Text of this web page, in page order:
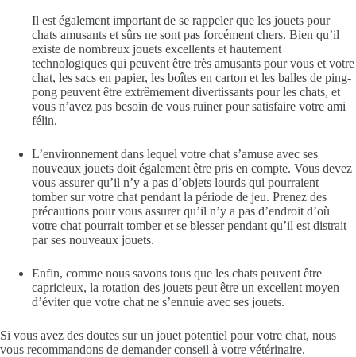
Il est également important de se rappeler que les jouets pour
chats amusants et sûrs ne sont pas forcément chers. Bien qu’il
existe de nombreux jouets excellents et hautement
technologiques qui peuvent être très amusants pour vous et votre
chat, les sacs en papier, les boîtes en carton et les balles de ping-
pong peuvent être extrêmement divertissants pour les chats, et
vous n’avez pas besoin de vous ruiner pour satisfaire votre ami
félin.
L’environnement dans lequel votre chat s’amuse avec ses
nouveaux jouets doit également être pris en compte. Vous devez
vous assurer qu’il n’y a pas d’objets lourds qui pourraient
tomber sur votre chat pendant la période de jeu. Prenez des
précautions pour vous assurer qu’il n’y a pas d’endroit d’où
votre chat pourrait tomber et se blesser pendant qu’il est distrait
par ses nouveaux jouets.
Enfin, comme nous savons tous que les chats peuvent être
capricieux, la rotation des jouets peut être un excellent moyen
d’éviter que votre chat ne s’ennuie avec ses jouets.
Si vous avez des doutes sur un jouet potentiel pour votre chat, nous
vous recommandons de demander conseil à votre vétérinaire.